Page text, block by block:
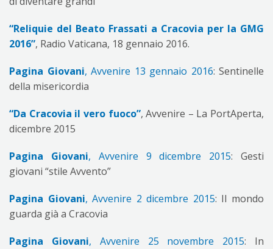
“Reliquie del Beato Frassati a Cracovia per la GMG
2016”, Radio Vaticana, 18 gennaio 2016.
Pagina Giovani, Avvenire 13 gennaio 2016: Sentinelle
della misericordia
“Da Cracovia il vero fuoco”, Avvenire – La PortAperta,
dicembre 2015
Pagina Giovani, Avvenire 9 dicembre 2015: Gesti
giovani “stile Avvento”
Pagina Giovani, Avvenire 2 dicembre 2015: Il mondo
guarda già a Cracovia
Pagina Giovani, Avvenire 25 novembre 2015: In